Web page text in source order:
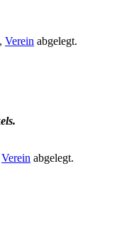
, Verein abgelegt.
Verein abgelegt.